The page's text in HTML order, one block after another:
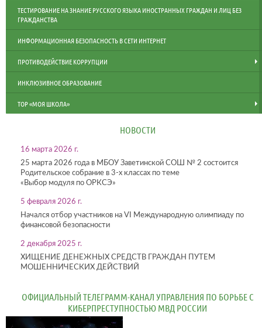
ТЕСТИРОВАНИЕ НА ЗНАНИЕ РУССКОГО ЯЗЫКА ИНОСТРАННЫХ ГРАЖДАН И ЛИЦ БЕЗ
ГРАЖДАНСТВА
ИНФОРМАЦИОННАЯ БЕЗОПАСНОСТЬ В СЕТИ ИНТЕРНЕТ
ПРОТИВОДЕЙСТВИЕ КОРРУПЦИИ
ИНКЛЮЗИВНОЕ ОБРАЗОВАНИЕ
ТОР «МОЯ ШКОЛА»
НОВОСТИ
16 марта 2026 г.
25 марта 2026 года в МБОУ Заветинской СОШ № 2 состоится
Родительское собрание в 3-х классах по теме
«Выбор модуля по ОРКСЭ»
5 февраля 2026 г.
Начался отбор участников на VI Международную олимпиаду по
финансовой безопасности
2 декабря 2025 г.
ХИЩЕНИЕ ДЕНЕЖНЫХ СРЕДСТВ ГРАЖДАН ПУТЕМ
МОШЕННИЧЕСКИХ ДЕЙСТВИЙ
ОФИЦИАЛЬНЫЙ ТЕЛЕГРАММ-КАНАЛ УПРАВЛЕНИЯ ПО БОРЬБЕ С
КИБЕРПРЕСТУПНОСТЬЮ МВД РОССИИ